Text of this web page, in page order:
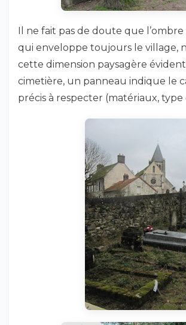
Il ne fait pas de doute que
qui enveloppe toujours le village,
cette dimension paysagère
cimetière, un panneau indique le
précis à respecter (matériaux,